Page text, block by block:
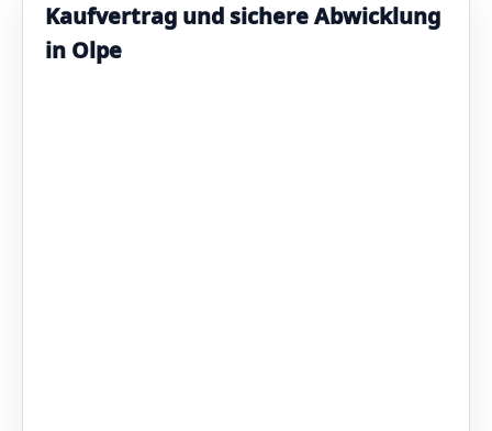
Kaufvertrag und sichere Abwicklung
in Olpe